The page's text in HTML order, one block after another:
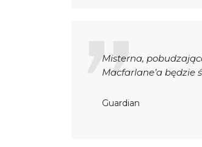
Misterna,
Macfarlane’a będzie
Guardian